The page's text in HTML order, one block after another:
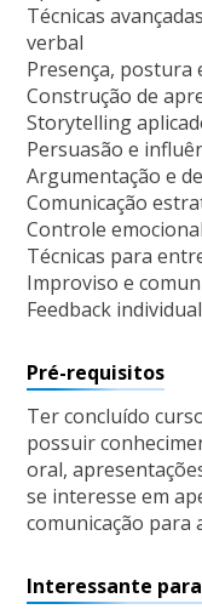
Técnicas
verbal
Presença, postura
Construção de
Storytelling
Persuasão e
Argumentação e
Comunicação
Controle
Técnicas para
Improviso e
Feedback
Pré-requisitos
Ter concluído
possuir
oral,
se interesse em
comunicação para
Interessante para